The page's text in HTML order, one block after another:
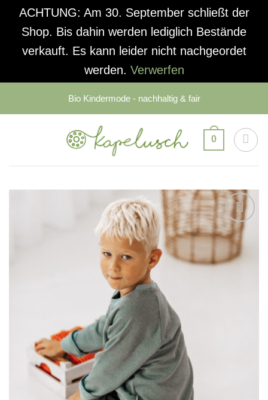
ACHTUNG: Am 30. September schließt der
Shop. Bis dahin werden lediglich Bestände
verkauft. Es kann leider nicht nachgeordet
werden. Verwerfen
Bio Kindermode - nachhaltig & fair
0
Auf die
Wunschliste